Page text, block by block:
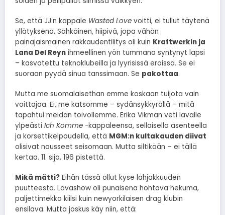
Se, että JJ:n kappale Wasted Love voitti, ei tullut täytenä
yllätyksenä. Sähköinen, hiipivä, jopa vähän
painajaismainen rakkaudentilitys oli kuin Kraftwerkin ja
Lana Del Reyn ihmeellinen yön tummana syntynyt lapsi
– kasvatettu teknoklubeilla ja lyyrisissä eroissa. Se ei
suoraan pyydä sinua tanssimaan. Se pakottaa.
Mutta me suomalaisethan emme koskaan tuijota vain
voittajaa. Ei, me katsomme – sydänsykkyrällä – mitä
tapahtui meidän toivollemme. Erika Vikman veti lavalle
ylpeästi Ich Komme -kappaleensa, sellaisella asenteella
ja korsettikelpoudella, että MGM:n kultakauden diivat
olisivat nousseet seisomaan. Mutta siltikään – ei tällä
kertaa. 11. sija, 196 pistettä.
Mikä mätti? Eihän tässä ollut kyse lahjakkuuden
puutteesta. Lavashow oli punaisena hohtava hekuma,
paljettimekko kiilsi kuin newyorkilaisen drag klubin
ensilava. Mutta joskus käy niin, että: